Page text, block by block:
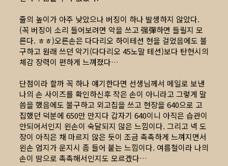
줄의 높이가 아주 낮았으나 버징이 하나 발생하지 않았다.
(꼭 버징이 소리 들어보려면 악을 쓰고 强彈하면 들릴지 모
른다. ㅎㅎ)오른손은 다다리오 하이테션 현을 걸었음에도 불
구하고 원래 쓰던 악기(다다리오 45노말 테션)보다 탄현시의
체감 장력이 편하게 느껴졌다…
단점이라 할까 꼭 하나 얘기한다면 선생님께서 메일로 보낸
나의 손 사이즈를 확인하신후 작은 손이 아니라고 그렇게 말
씀을 했음에도 불구하고 외고집을 쓰고 현장을 640으로 고
집했던 덕분에 650만 만지다 갑자기 640이니 아직은 습관이
안되어서인지 왼손이 숙달되지 않은 느낌이다. 그리고 넥 도
장이 아직은 채 마르지 않은 듯이 조금 촉촉하게 느껴지면서
왼손 엄지가 운지시 좀 들어 붙는 느낌이다. 여름철이라 나의
손이 땀으로 촉촉해서인지도 모르겠다…